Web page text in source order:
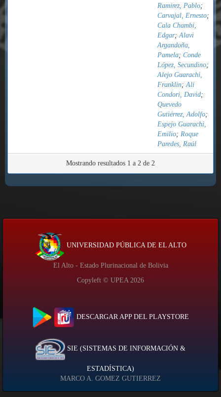
Ramirez, Pablo;
Carvajal, Ernesto;
Cala Chambi,
Edgar;Alavi
Argandoña,
Pamela; Conde
López, Secundino;
Alejo Guarachi,
Franklin;Ali
Condori, David;
Quevedo
Gutiérrez, Adolfo;
Espejo Guarachi,
Emilio; Roque
Paredes, Raúl
Mostrando resultados 1 a 2 de 2
UNIVERSIDAD PÚBLICA DE EL ALTO
El Alto - Estado Plurinacional de Bolivia
Copyleft © UPEA 2026
DESCARGAR APP DEL PLAYSTORE
SIE (SISTEMAS DE INFORMACIÓN &
ESTADÍSTICA)
MARCO A. GOMEZ GUTIERREZ